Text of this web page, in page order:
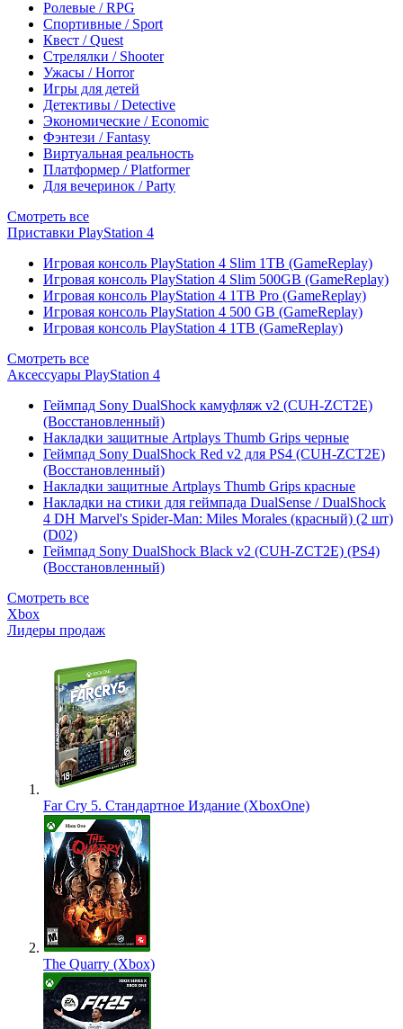
Ролевые / RPG
Спортивные / Sport
Квест / Quest
Стрелялки / Shooter
Ужасы / Horror
Игры для детей
Детективы / Detective
Экономические / Economic
Фэнтези / Fantasy
Виртуальная реальность
Платформер / Platformer
Для вечеринок / Party
Смотреть все
Приставки PlayStation 4
Игровая консоль PlayStation 4 Slim 1TB (GameReplay)
Игровая консоль PlayStation 4 Slim 500GB (GameReplay)
Игровая консоль PlayStation 4 1TB Pro (GameReplay)
Игровая консоль PlayStation 4 500 GB (GameReplay)
Игровая консоль PlayStation 4 1TB (GameReplay)
Смотреть все
Аксессуары PlayStation 4
Геймпад Sony DualShock камуфляж v2 (CUH-ZCT2E)
(Восстановленный)
Накладки защитные Artplays Thumb Grips черные
Геймпад Sony DualShock Red v2 для PS4 (CUH-ZCT2E)
(Восстановленный)
Накладки защитные Artplays Thumb Grips красные
Накладки на стики для геймпада DualSense / DualShock
4 DH Marvel's Spider-Man: Miles Morales (красный) (2 шт)
(D02)
Геймпад Sony DualShock Black v2 (CUH-ZCT2E) (PS4)
(Восстановленный)
Смотреть все
Xbox
Лидеры продаж
Far Cry 5. Стандартное Издание (XboxOne)
The Quarry (Xbox)